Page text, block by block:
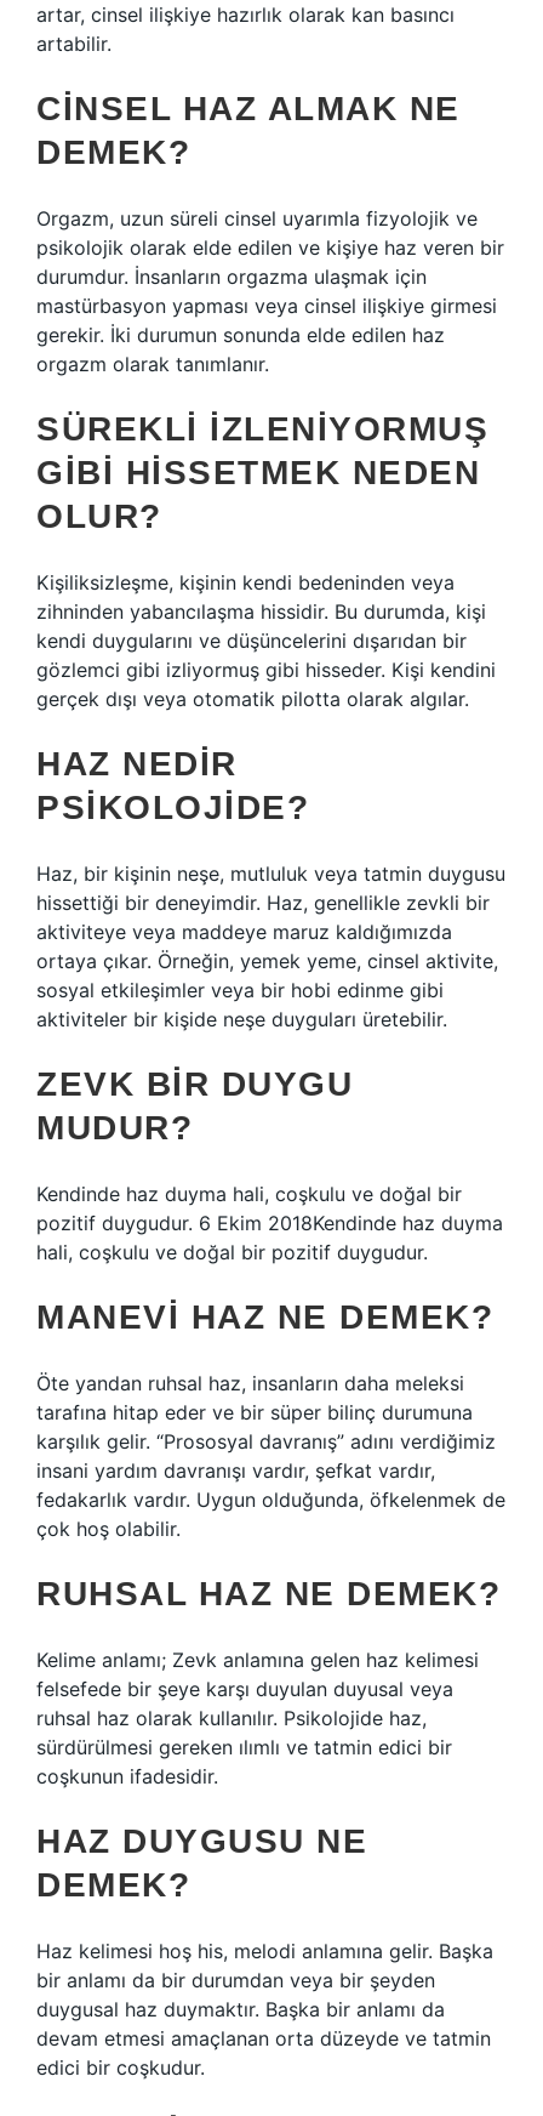
artar, cinsel ilişkiye hazırlık olarak kan basıncı
artabilir.
CINSEL HAZ ALMAK NE
DEMEK?
Orgazm, uzun süreli cinsel uyarımla fizyolojik ve
psikolojik olarak elde edilen ve kişiye haz veren bir
durumdur. İnsanların orgazma ulaşmak için
mastürbasyon yapması veya cinsel ilişkiye girmesi
gerekir. İki durumun sonunda elde edilen haz
orgazm olarak tanımlanır.
SÜREKLI IZLENIYORMUŞ
GIBI HISSETMEK NEDEN
OLUR?
Kişiliksizleşme, kişinin kendi bedeninden veya
zihninden yabancılaşma hissidir. Bu durumda, kişi
kendi duygularını ve düşüncelerini dışarıdan bir
gözlemci gibi izliyormuş gibi hisseder. Kişi kendini
gerçek dışı veya otomatik pilotta olarak algılar.
HAZ NEDIR
PSIKOLOJIDE?
Haz, bir kişinin neşe, mutluluk veya tatmin duygusu
hissettiği bir deneyimdir. Haz, genellikle zevkli bir
aktiviteye veya maddeye maruz kaldığımızda
ortaya çıkar. Örneğin, yemek yeme, cinsel aktivite,
sosyal etkileşimler veya bir hobi edinme gibi
aktiviteler bir kişide neşe duyguları üretebilir.
ZEVK BIR DUYGU
MUDUR?
Kendinde haz duyma hali, coşkulu ve doğal bir
pozitif duygudur. 6 Ekim 2018Kendinde haz duyma
hali, coşkulu ve doğal bir pozitif duygudur.
MANEVI HAZ NE DEMEK?
Öte yandan ruhsal haz, insanların daha meleksi
tarafına hitap eder ve bir süper bilinç durumuna
karşılık gelir. “Prososyal davranış” adını verdiğimiz
insani yardım davranışı vardır, şefkat vardır,
fedakarlık vardır. Uygun olduğunda, öfkelenmek de
çok hoş olabilir.
RUHSAL HAZ NE DEMEK?
Kelime anlamı; Zevk anlamına gelen haz kelimesi
felsefede bir şeye karşı duyulan duyusal veya
ruhsal haz olarak kullanılır. Psikolojide haz,
sürdürülmesi gereken ılımlı ve tatmin edici bir
coşkunun ifadesidir.
HAZ DUYGUSU NE
DEMEK?
Haz kelimesi hoş his, melodi anlamına gelir. Başka
bir anlamı da bir durumdan veya bir şeyden
duygusal haz duymaktır. Başka bir anlamı da
devam etmesi amaçlanan orta düzeyde ve tatmin
edici bir coşkudur.